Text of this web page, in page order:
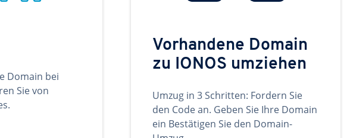
Domain bei
Sie von
Vorhandene Domain
zu IONOS umziehen
Umzug in 3 Schritten: Fordern Sie
den Code an. Geben Sie Ihre Domain
ein Bestätigen Sie den Domain-